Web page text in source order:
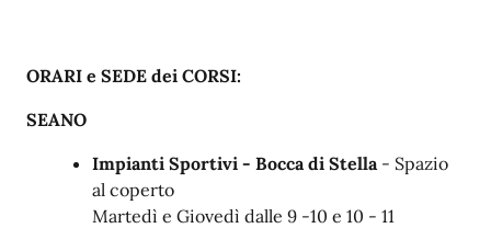
ORARI e SEDE dei CORSI:
SEANO
Impianti Sportivi - Bocca di Stella- Spazio
al coperto
Martedì e Giovedì dalle 9 -10 e 10 - 11